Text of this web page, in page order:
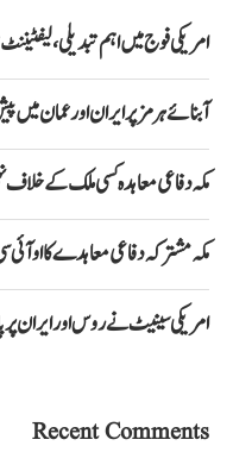
امریکی فوج میں اہم تبدیلی،
آبنائے ہرمز پر ایران اور عمان
مکہ دفاعی معاہدہ کسی ملک کے
مکہ مشترکہ دفاعی معاہدے کا او
امریکی سینیٹ نے روس اور ایران پر
Recent Comments